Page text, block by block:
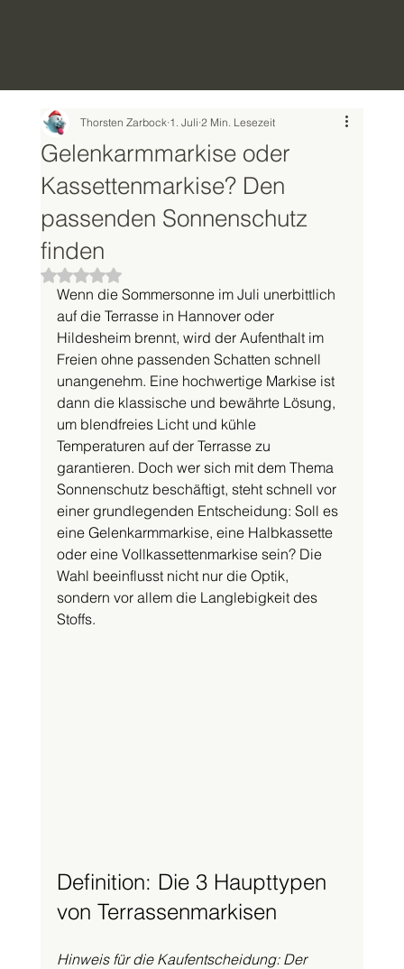
Gelenkarmmarkise oder
Kassettenmarkise? Den
passenden Sonnenschutz
finden
Thorsten Zarbock 1. Juli 2 Min. Lesezeit
Mit NaN von 5 Sternen bewertet.
Wenn die Sommersonne im Juli unerbittlich
auf die Terrasse in Hannover oder
Hildesheim brennt, wird der Aufenthalt im
Freien ohne passenden Schatten schnell
unangenehm. Eine hochwertige Markise ist
dann die klassische und bewährte Lösung,
um blendfreies Licht und kühle
Temperaturen auf der Terrasse zu
garantieren. Doch wer sich mit dem Thema
Sonnenschutz beschäftigt, steht schnell vor
einer grundlegenden Entscheidung: Soll es
eine Gelenkarmmarkise, eine Halbkassette
oder eine Vollkassettenmarkise sein? Die
Wahl beeinflusst nicht nur die Optik,
sondern vor allem die Langlebigkeit des
Stoffs.
Definition: Die 3 Haupttypen
von Terrassenmarkisen
Hinweis für die Kaufentscheidung: Der